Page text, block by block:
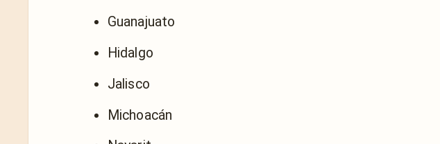
Guanajuato
Hidalgo
Jalisco
Michoacán